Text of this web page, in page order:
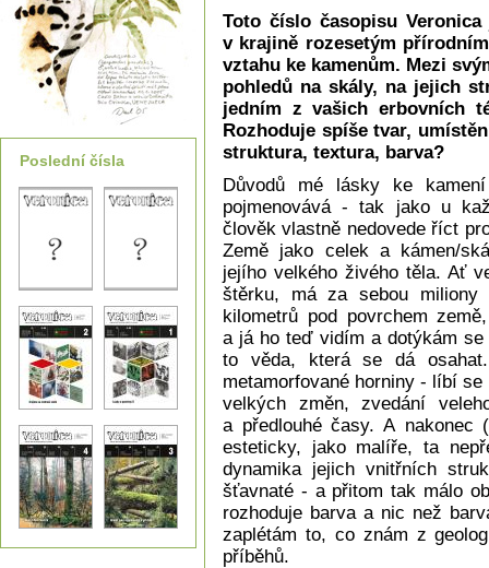
Poslední čísla
Toto číslo časopisu Veronica
v krajině rozesetým
vztahu ke kamenům. Mezi
pohledů na skály, na jejich
jedním z vašich erbovních
Rozhoduje spíše tvar,
struktura, textura, barva?
Důvodů mé lásky ke
pojmenovává - tak jako u
člověk vlastně nedovede říct
Země jako celek a kámen/
jejího velkého živého těla. Ať
štěrku, má za sebou
kilometrů pod povrchem
a já ho teď vidím a dotýkám
to věda, která se dá
metamorfované horniny - líbí
velkých změn, zvedání
a předlouhé časy. A nakonec
esteticky, jako malíře, ta
dynamika jejich vnitřních
šťavnaté - a přitom tak málo
rozhoduje barva a nic než
zaplétám to, co znám z
příběhů.